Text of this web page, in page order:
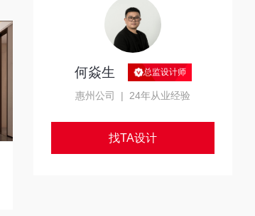
何焱生 总监设计师
惠州公司 | 24年从业经验
找TA设计